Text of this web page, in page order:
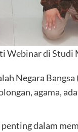
Webinar di Studi
Negara
agama,
dalam